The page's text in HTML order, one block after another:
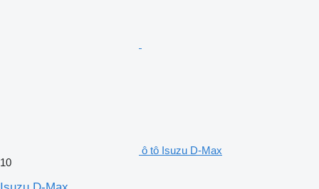
ô tô Isuzu D-Max
10